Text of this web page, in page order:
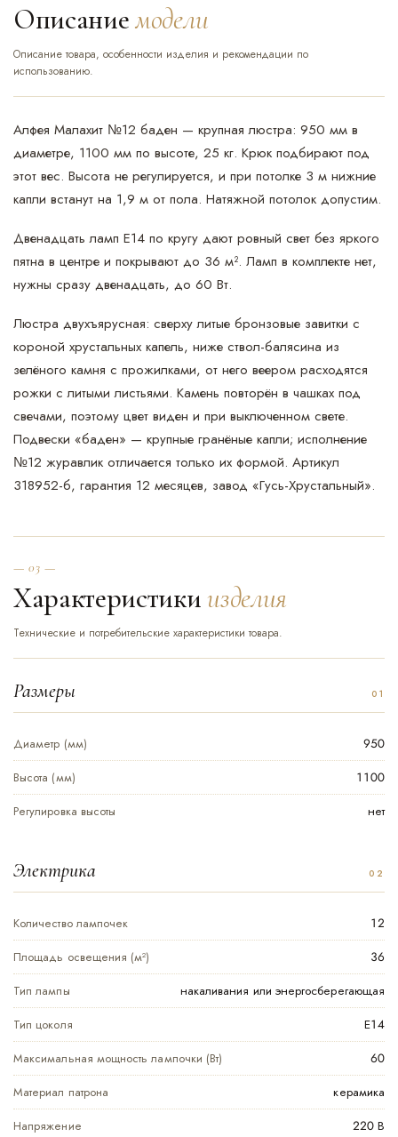
Описаниемодели
Описание товара, особенности изделия и рекомендации по
использованию.
Алфея Малахит №12 баден — крупная люстра: 950 мм в
диаметре, 1100 мм по высоте, 25 кг. Крюк подбирают под
этот вес. Высота не регулируется, и при потолке 3 м нижние
капли встанут на 1,9 м от пола. Натяжной потолок допустим.
Двенадцать ламп Е14 по кругу дают ровный свет без яркого
пятна в центре и покрывают до 36 м². Ламп в комплекте нет,
нужны сразу двенадцать, до 60 Вт.
Люстра двухъярусная: сверху литые бронзовые завитки с
короной хрустальных капель, ниже ствол-балясина из
зелёного камня с прожилками, от него веером расходятся
рожки с литыми листьями. Камень повторён в чашках под
свечами, поэтому цвет виден и при выключенном свете.
Подвески «баден» — крупные гранёные капли; исполнение
№12 журавлик отличается только их формой. Артикул
318952-б, гарантия 12 месяцев, завод «Гусь-Хрустальный».
— 03 —
Характеристикиизделия
Технические и потребительские характеристики товара.
Размеры
Диаметр (мм)
950
Высота (мм)
1100
Регулировка высоты
нет
Электрика
Количество лампочек
12
Площадь освещения (м²)
36
Тип лампы
накаливания или энергосберегающая
Тип цоколя
Е14
Максимальная мощность лампочки (Вт)
60
Материал патрона
керамика
Напряжение
220 В